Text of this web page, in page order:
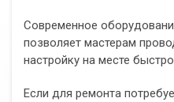
Современное
позволяет мастерам
настройку на месте
Если для ремонта